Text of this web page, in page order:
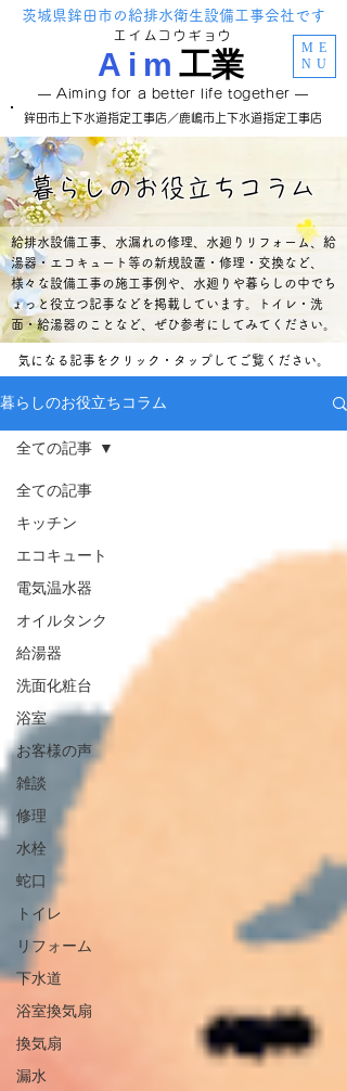
ME
NU
茨城県鉾田市の給排水衛生設備工事会社です
Aim 工業
エイムコウギョウ
― Aiming for a better life together ―
鉾田市上下水道指定工事店／鹿嶋市上下水道指定工事店
暮らしのお役立ちコラム
給排水設備工事、水漏れの修理、水廻りリフォーム、給
湯器・エコキュート等の新規設置・修理・交換など、
様々な設備工事の施工事例や、水廻りや暮らしの中でち
ょっと役立つ記事などを掲載しています。トイレ・洗
面・給湯器のことなど、ぜひ参考にしてみてください。
気になる記事をクリック・タップしてご覧ください。
暮らしのお役立ちコラム
全ての記事
キッチン
エコキュート
電気温水器
オイルタンク
給湯器
洗面化粧台
浴室
お客様の声
雑談
修理
水栓
蛇口
トイレ
リフォーム
下水道
浴室換気扇
換気扇
漏水
全ての記事